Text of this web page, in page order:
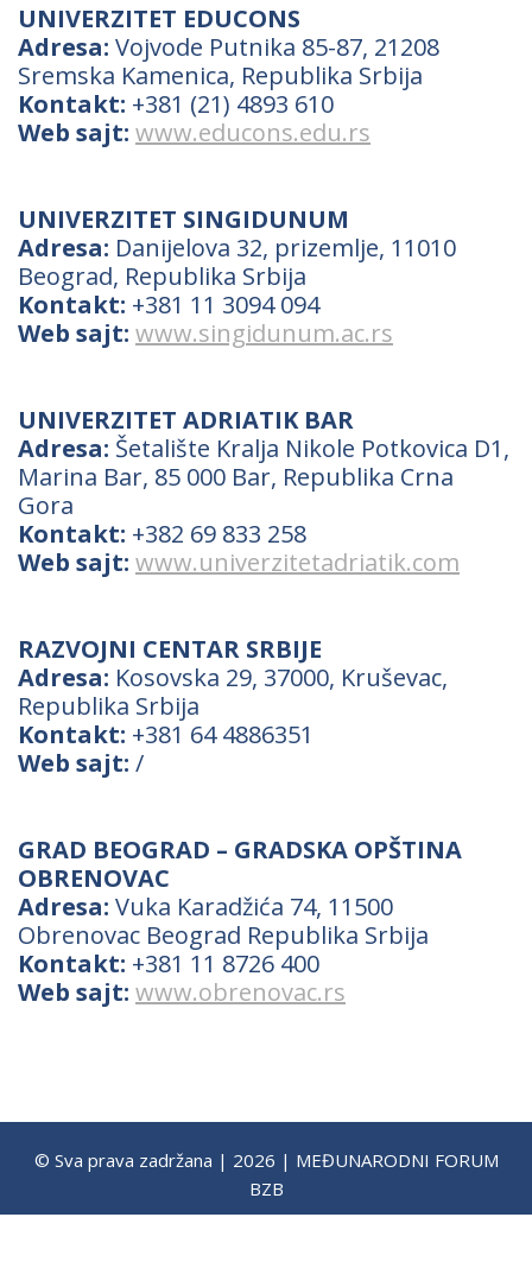
UNIVERZITET EDUCONS
Adresa: Vojvode Putnika 85-87, 21208
Sremska Kamenica, Republika Srbija
Kontakt: +381 (21) 4893 610
Web sajt: www.educons.edu.rs
UNIVERZITET SINGIDUNUM
Adresa: Danijelova 32, prizemlje, 11010
Beograd, Republika Srbija
Kontakt: +381 11 3094 094
Web sajt: www.singidunum.ac.rs
UNIVERZITET ADRIATIK BAR
Adresa: Šetalište Kralja Nikole Potkovica D1,
Marina Bar, 85 000 Bar, Republika Crna
Gora
Kontakt: +382 69 833 258
Web sajt: www.univerzitetadriatik.com
RAZVOJNI CENTAR SRBIJE
Adresa: Kosovska 29, 37000, Kruševac,
Republika Srbija
Kontakt: +381 64 4886351
Web sajt: /
GRAD BEOGRAD – GRADSKA OPŠTINA
OBRENOVAC
Adresa: Vuka Karadžića 74, 11500
Obrenovac Beograd Republika Srbija
Kontakt: +381 11 8726 400
Web sajt: www.obrenovac.rs
© Sva prava zadržana | 2026 | MEĐUNARODNI FORUM
BZB